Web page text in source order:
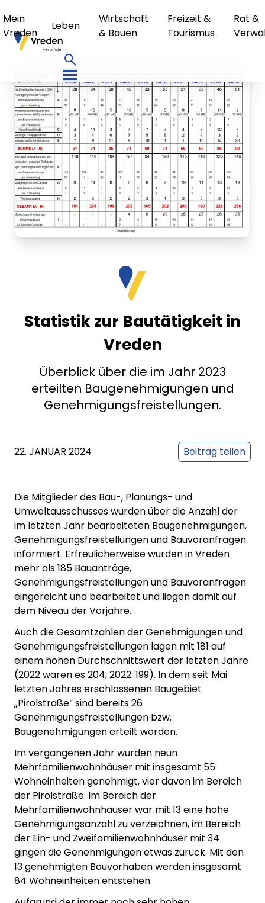
Mein
Vreden
Leben
Wirtschaft
& Bauen
Freizeit &
Tourismus
Rat &
Statistik zur Bautätigkeit in
Vreden
Überblick über die im Jahr 2023
erteilten Baugenehmigungen und
Genehmigungsfreistellungen.
22. JANUAR 2024 Beitrag teilen
Die Mitglieder des Bau-, Planungs- und
Umweltausschusses wurden über die Anzahl der
im letzten Jahr bearbeiteten Baugenehmigungen,
Genehmigungsfreistellungen und Bauvoranfragen
informiert. Erfreulicherweise wurden in Vreden
mehr als 185 Bauanträge,
Genehmigungsfreistellungen und Bauvoranfragen
eingereicht und bearbeitet und liegen damit auf
dem Niveau der Vorjahre.
Auch die Gesamtzahlen der Genehmigungen und
Genehmigungsfreistellungen lagen mit 181 auf
einem hohen Durchschnittswert der letzten Jahre
(2022 waren es 204, 2022: 199). In dem seit Mai
letzten Jahres erschlossenen Baugebiet
„Pirolstraße“ sind bereits 26
Genehmigungsfreistellungen bzw.
Baugenehmigungen erteilt worden.
Im vergangenen Jahr wurden neun
Mehrfamilienwohnhäuser mit insgesamt 55
Wohneinheiten genehmigt, vier davon im Bereich
der Pirolstraße. Im Bereich der
Mehrfamilienwohnhäuser war mit 13 eine hohe
Genehmigungsanzahl zu verzeichnen, im Bereich
der Ein- und Zweifamilienwohnhäuser mit 34
gingen die Genehmigungen etwas zurück. Mit den
13 genehmigten Bauvorhaben werden insgesamt
84 Wohneinheiten entstehen.